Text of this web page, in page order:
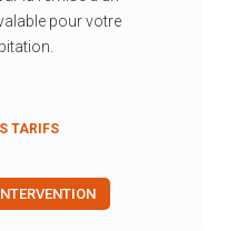
pour votre
TARIFS